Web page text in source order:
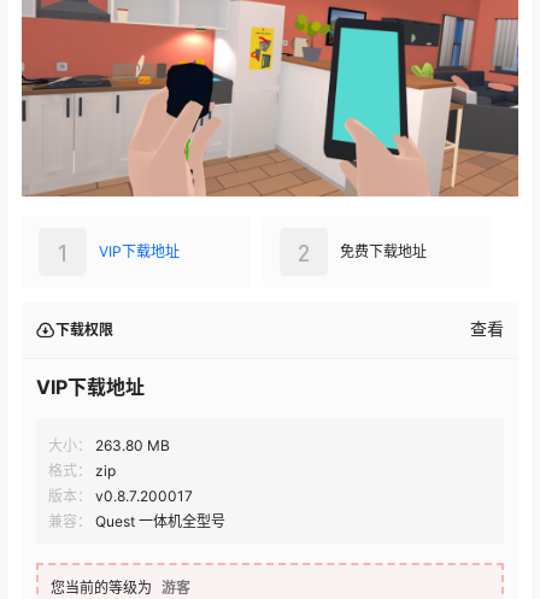
VIP下载地址
1 免费下载地址
2
下载权限 查看
VIP下载地址
大小：
263.80 MB
格式：
zip
版本：
v0.8.7.200017
兼容：
Quest 一体机全型号
您当前的等级为 游客